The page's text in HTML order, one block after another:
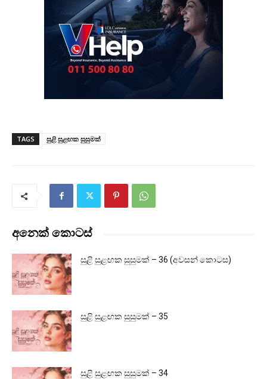
TAGS සුළි සුළඟක සුසුමක්
අනෙක් කොටස්
සුළි සුළඟක සුසුමක් – 36 (අවසන් කොටස)
සුළි සුළඟක සුසුමක් – 35
සුළි සුළඟක සුසුමක් – 34